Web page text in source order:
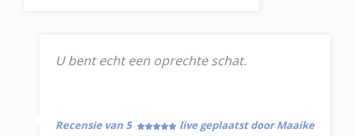
U bent echt een oprechte schat.
Recensie van 5 live geplaatst door Maaike